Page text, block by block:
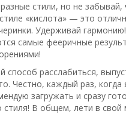
стили, но не забывай,
«кислота» — это
Удерживай
самые фееричные
способ расслабиться,
Честно, каждый раз, когда
загружать и сразу
стиля! В общем, лети в свой